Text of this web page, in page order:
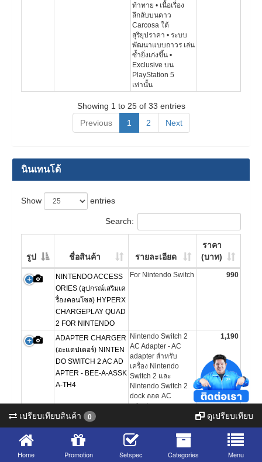
ท้าทาย • เนื้อเรื่อง
ลึกลับบนดาว
Carcosa ใต้
สุริยุปราคา • ระบบ
พัฒนาแบบถาวร เล่น
ซ้ำยิ่งเก่งขึ้น •
Exclusive บน
PlayStation 5
เท่านั้น
Showing 1 to 25 of 33 entries
Previous
1 2 Next
นินเทนโด้
Show entries
Search:
รูป ชื่อสินค้า รายละเอียด
ราคา
(บาท)
NINTENDO ACCESS
ORIES (อุปกรณ์เสริมเค
รื่องคอนโซล) HYPERX
CHARGEPLAY QUAD
2 FOR NINTENDO
For Nintendo Switch 990
ADAPTER CHARGER
(อะแดปเตอร์) NINTEN
DO SWITCH 2 AC AD
APTER - BEE-A-ASSK
A-TH4
Nintendo Switch 2
AC Adapter - AC
adapter สำหรับ
เครื่อง Nintendo
Switch 2 และ
Nintendo Switch 2
dock ถอด AC
adapter และสาย
ทำให้เก็บได้อย่าง
กะทัดรัด
1,190
Joy-Con 2 Wheel
(ชุด 2 ตัว) เมื่อติดตั้ง
790
เปรียบเทียบสินค้า 0 ดูเปรียบเทียบ
Home Promotion Setspec Categories Menu